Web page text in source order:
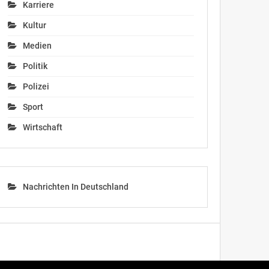
Karriere
Kultur
Medien
Politik
Polizei
Sport
Wirtschaft
Nachrichten In Deutschland